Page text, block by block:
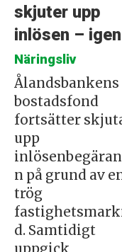
skjuter upp
inlösen – igen
Näringsliv
Ålandsbankens
bostadsfond
fortsätter
upp
n på grund av
trög
d. Samtidigt